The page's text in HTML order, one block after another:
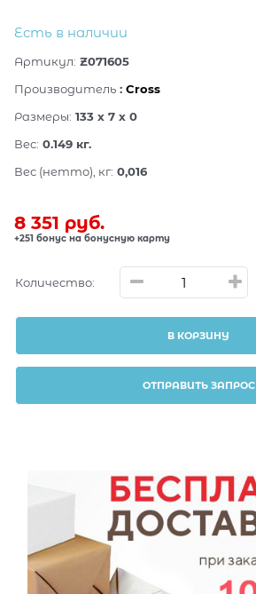
Есть в наличии
Артикул: Z071605
Производитель : Cross
Размеры: 133 x 7 x 0
Вес: 0.149 кг.
Вес (нетто), кг: 0,016
8 351 руб.
+251 бонус на бонусную карту
Количество:
В КОРЗИНУ
ОТПРАВИТЬ ЗАПРОС